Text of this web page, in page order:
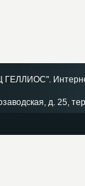
д.